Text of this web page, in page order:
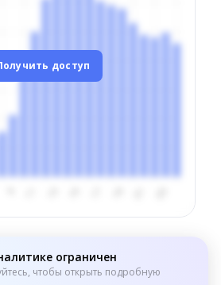
доступ
ограничен
чтобы открыть подробную